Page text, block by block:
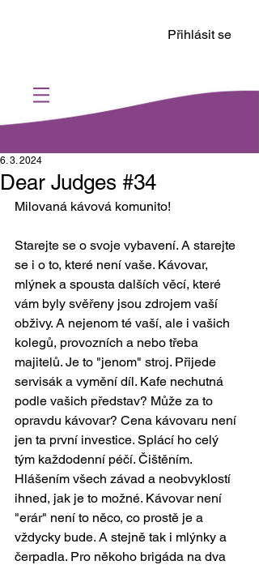
Přihlásit se
Dear Judges #34
6. 3. 2024
Milovaná kávová komunito!
Starejte se o svoje vybavení. A starejte
se i o to, které není vaše. Kávovar,
mlýnek a spousta dalších věcí, které
vám byly svěřeny jsou zdrojem vaší
obživy. A nejenom té vaší, ale i vašich
kolegů, provozních a nebo třeba
majitelů. Je to "jenom" stroj. Přijede
servisák a vymění díl. Kafe nechutná
podle vašich představ? Může za to
opravdu kávovar? Cena kávovaru není
jen ta první investice. Splácí ho celý
tým každodenní péčí. Čištěním.
Hlášením všech závad a neobvyklostí
ihned, jak je to možné. Kávovar není
"erár" není to něco, co prostě je a
vždycky bude. A stejně tak i mlýnky a
čerpadla. Pro někoho brigáda na dva